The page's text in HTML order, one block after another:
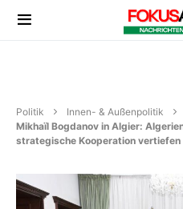
Politik Innen- & Außenpolitik
Mikhaïl Bogdanov in Algier:
strategische Kooperation vertiefen